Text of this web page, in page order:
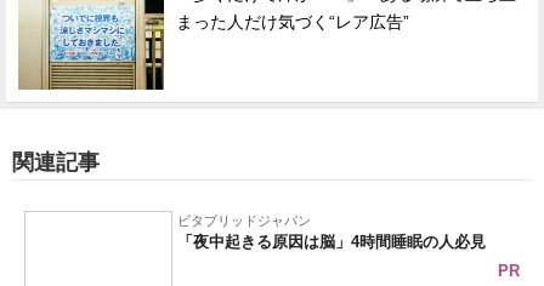
まった人だけ気づく“レア広告”
関連記事
ビタブリッドジャパン
「夜中起きる原因は脳」4時間睡眠の人必見
PR